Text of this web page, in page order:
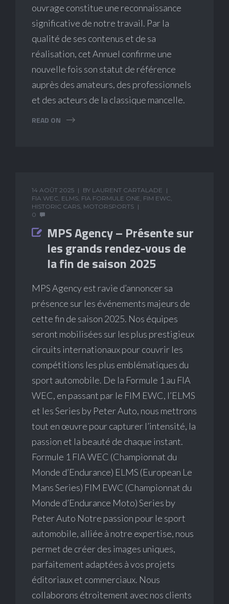
ouvrage constitue une reconnaissance
significative de notre travail. Par la
qualité de ses contenus et de sa
réalisation, cet Annuel confirme une
nouvelle fois son statut de référence
auprès des amateurs, des professionnels
et des acteurs de la classique mancelle.
READ ON
14 AOÛT 2025 BY LAURENT CARTALADE
FIA WEC, ELMS, FIA FORMULE ONE, FIM EWC,
HISTORIC CARS, MOTORSPORTS
0
MPS Agency – Présente sur
les grands rendez-vous de
la fin de saison 2025
MPS Agency est ravie d’annoncer sa
présence sur les événements majeurs de
cette fin de saison 2025. Nos équipes
seront mobilisées sur les plus prestigieux
circuits internationaux pour couvrir les
compétitions les plus emblématiques du
sport automobile. De la Formule 1 au FIA
WEC, en passant par le FIM EWC, l’ELMS
et les Series by Peter Auto, nous mettrons
tout en œuvre pour capturer l’intensité, la
passion et la beauté de chaque instant.
Formule 1 FIA WEC (Championnat du
Monde d’Endurance) ELMS (European Le
Mans Series) FIM EWC (Championnat du
Monde d’Endurance Moto) Series by
Peter Auto Notre passion pour le sport
automobile, alliée à notre expertise, nous
permet de créer des images uniques,
parfaitement adaptées à vos projets
éditoriaux et commerciaux. Nous
collaborons étroitement avec nos clients